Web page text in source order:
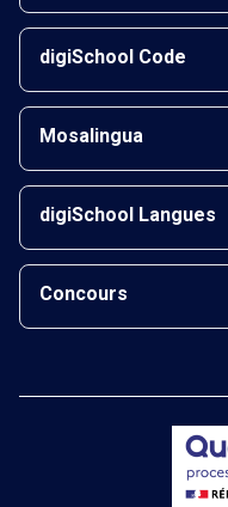
digiSchool Code
Mosalingua
digiSchool Langues
Concours